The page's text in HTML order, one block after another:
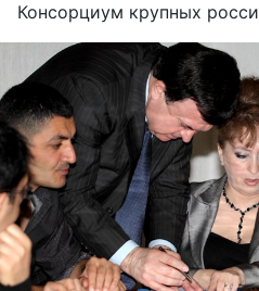
Консорциум крупных